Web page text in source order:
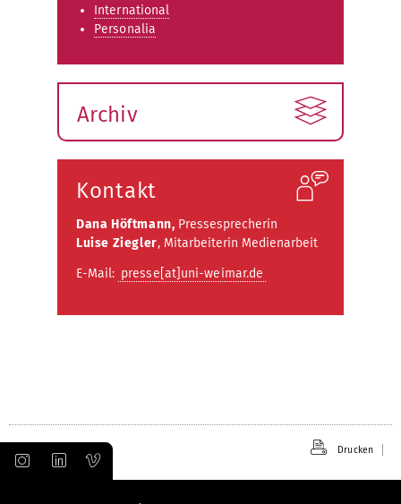
International
Personalia
Archiv
Kontakt
Dana Höftmann, Pressesprecherin
Luise Ziegler, Mitarbeiterin Medienarbeit
E-Mail: presse[at]uni-weimar.de
Drucken